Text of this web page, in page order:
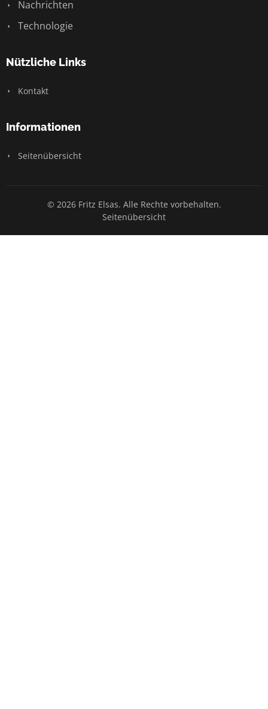
Nachrichten
Technologie
Nützliche Links
Kontakt
Informationen
Seitenübersicht
© 2026 Fritz Elsas. Alle Rechte vorbehalten.
Seitenübersicht